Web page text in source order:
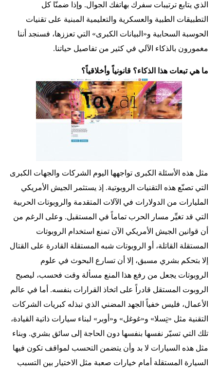
الذي يتابع ترتيبات سفرك بهاتفك الجوال. وإذا ضمنّا كل
التطبيقات الطبية والعسكرية والتعليمية المبنية على تقنيات
الحوسبة السحابية و«البيانات الكبرى» التي تعززها، فسنجد أننا
مغمورون بالذكاء الآلي في كثير من تفاصيل حياتنا.
ما هي تبعات هذا الذكاء؟ قانونياً وأخلاقياً؟
مثل هذه الأسئلة الكبرى تواجهها اليوم الشركات والجهات الكبرى
التي تصنّع هذه التقنيات الروبوتية. إذ يستثمر الجيش الأمريكي
المليارات من الدولارات في الآلات المتقدمة والروبوتات الحربية
التي قد تغيِّر مسار الحرب تماماً في المستقبل. وعلى الرغم من
أن قوانين الجيش الأمريكي الآن تمنع استخدام الروبوتات
المستقلة القاتلة، أو الروبوتات شبه المستقلة القادرة على القتال
إلا بتحكم بشري مسبق، إلا أن تسارع البحوث في علوم
الروبوتات يجعل من رفع هذا المنع مسألة وقت فحسب، ليصبح
الروبوت المستقل قادراً على اتخاذ القرارات بنفسه. أما في عالم
الأعمال، فليس خفياً الجهد المضني الذي تبذله كبريات الشركات
التقنية مثل «تِسلا» و«غوغل» و«أوبر» لبناء سيارات ذاتية القيادة،
تلك التي تسيّر نفسها بنفسها دون الحاجة إلى سائق بشري. وبناء
مثل هذه السيارات لا بد وأن يتضمن التحسب لمواقف تكون فيها
السيارة المستقلة أمام خيارات صعبة مثل الاختيار بين التسبب